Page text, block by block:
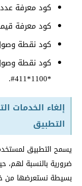
كود معرفة عدد
كود معرفة قيمة
كود نقطة وصول
كود نقطة
*1100*411#.
إلغاء الخدمات
التطبيق
يسمح التطبيق
ضرورية بالنسبة لهم،
بسيطة نستعرضها من